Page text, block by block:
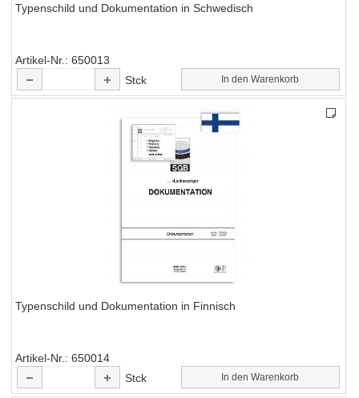
Typenschild und Dokumentation in Schwedisch
Artikel-Nr.
650013
Stck
In den Warenkorb
Typenschild und Dokumentation in Finnisch
Artikel-Nr. 650014
Stck
In den Warenkorb